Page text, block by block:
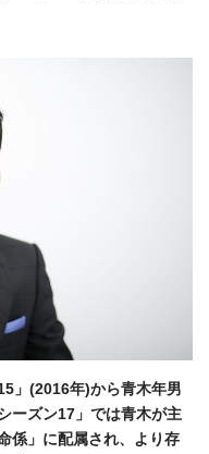
」(2016年)から青木年男
ーズン17」では青木が主
係」に配属され、より存